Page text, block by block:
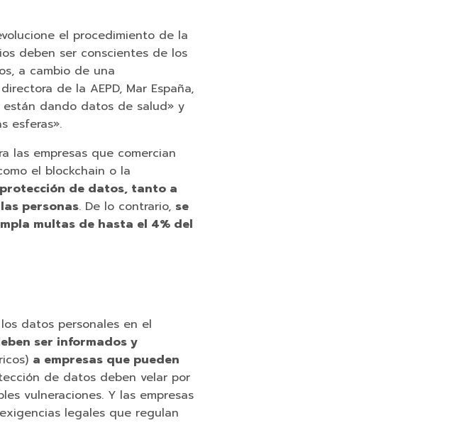
el procedimiento de la
deben ser conscientes de los
a cambio de una
de la AEPD, Mar España,
dando datos de salud» y
esferas».
las empresas que comercian
el blockchain o la
de datos, tanto a
personas. De lo contrario, se
multas de hasta el 4% del
datos personales en el
ser informados y
a empresas que pueden
de datos deben velar por
vulneraciones. Y las empresas
legales que regulan